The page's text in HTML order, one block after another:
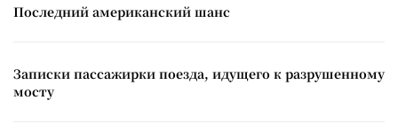
Последний американский шанс
Записки пассажирки поезда, идущего к разрушенному
мосту